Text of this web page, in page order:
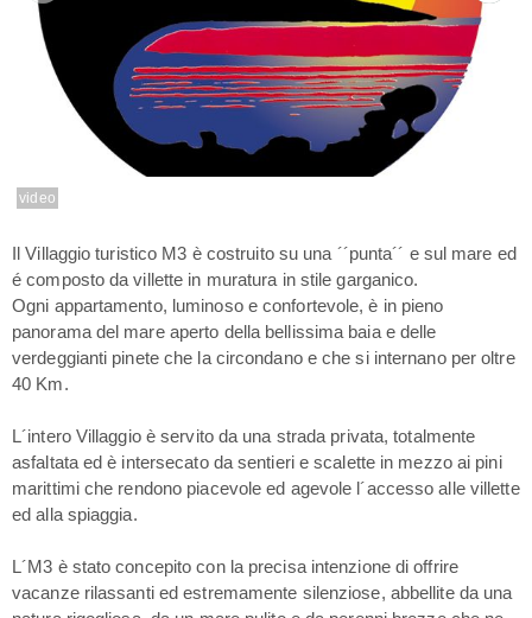
video
Il Villaggio turistico M3 è costruito su una ´´punta´´ e sul mare ed
é composto da villette in muratura in stile garganico.
Ogni appartamento, luminoso e confortevole, è in pieno
panorama del mare aperto della bellissima baia e delle
verdeggianti pinete che la circondano e che si internano per oltre
40 Km.
L´intero Villaggio è servito da una strada privata, totalmente
asfaltata ed è intersecato da sentieri e scalette in mezzo ai pini
marittimi che rendono piacevole ed agevole l´accesso alle villette
ed alla spiaggia.
L´M3 è stato concepito con la precisa intenzione di offrire
vacanze rilassanti ed estremamente silenziose, abbellite da una